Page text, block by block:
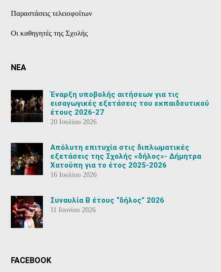
Παραστάσεις τελειοφοίτων
Οι καθηγητές της Σχολής
ΝΕΑ
Έναρξη υποβολής αιτήσεων για τις
εισαγωγικές εξετάσεις του εκπαιδευτικού
έτους 2026-27
20 Ιουλίου 2026
Aπόλυτη επιτυχία στις διπλωματικές
εξετάσεις της Σχολής «δήλος»- Δήμητρα
Χατούπη για το έτος 2025-2026
16 Ιουλίου 2026
Συναυλία Β έτους “δήλος” 2026
11 Ιουνίου 2026
FACEBOOK